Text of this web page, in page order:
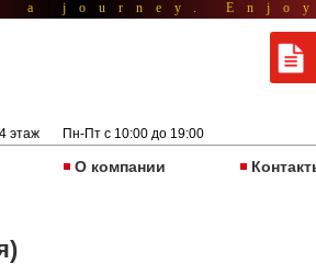
a journey.
4 этаж Пн-Пт с 10:00 до 19:00
О компании